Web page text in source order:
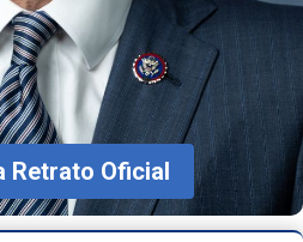
Retrato Oficial